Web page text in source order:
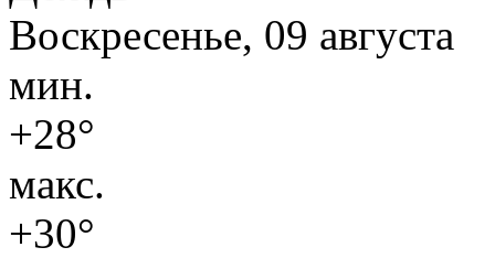
Воскресенье, 09 августа
мин.
+28°
макс.
+30°